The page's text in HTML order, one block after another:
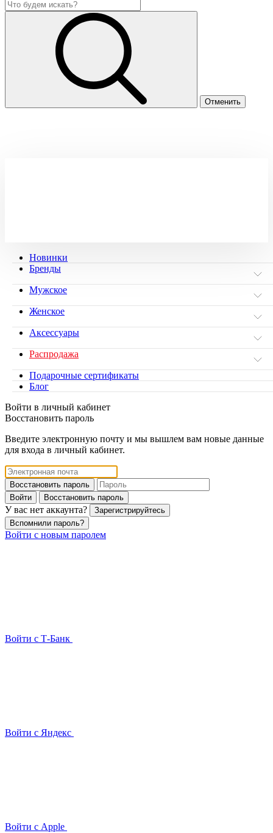
Новинки
Бренды
Мужское
Женское
Аксессуары
Распродажа
Подарочные сертификаты
Блог
Войти в личный кабинет
Восстановить пароль
Введите электронную почту и мы вышлем вам новые данные
для входа в личный кабинет.
Восстановить пароль
Войти
Восстановить пароль
У вас нет аккаунта?
Зарегистрируйтесь
Вспомнили пароль?
Войти с новым паролем
Войти с Т-Банк
Войти с Яндекс
Войти с Apple